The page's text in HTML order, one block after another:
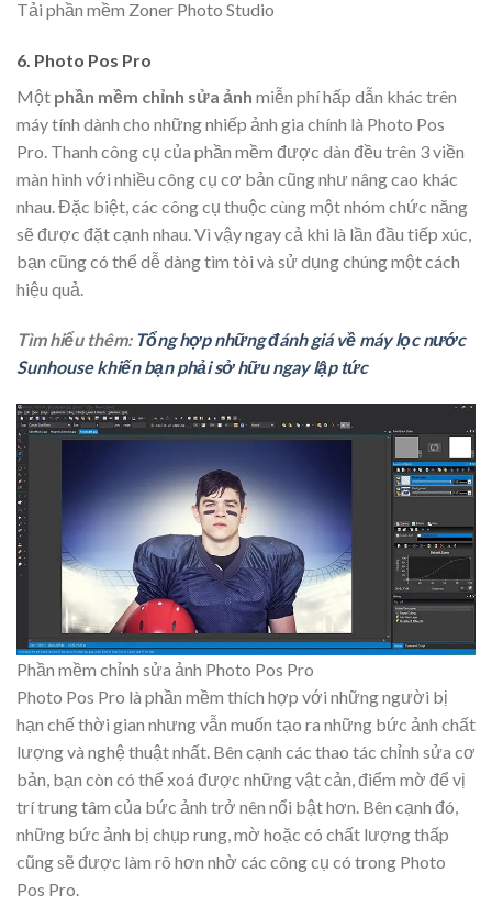
Tải phần mềm Zoner Photo Studio
6. Photo Pos Pro
Một phần mềm chỉnh sửa ảnh miễn phí hấp dẫn khác trên
máy tính dành cho những nhiếp ảnh gia chính là Photo Pos
Pro. Thanh công cụ của phần mềm được dàn đều trên 3 viền
màn hình với nhiều công cụ cơ bản cũng như nâng cao khác
nhau. Đặc biệt, các công cụ thuộc cùng một nhóm chức năng
sẽ được đặt cạnh nhau. Vì vậy ngay cả khi là lần đầu tiếp xúc,
bạn cũng có thể dễ dàng tìm tòi và sử dụng chúng một cách
hiệu quả.
Tìm hiểu thêm: Tổng hợp những đánh giá về máy lọc nước
Sunhouse khiến bạn phải sở hữu ngay lập tức
Phần mềm chỉnh sửa ảnh Photo Pos Pro
Photo Pos Pro là phần mềm thích hợp với những người bị
hạn chế thời gian nhưng vẫn muốn tạo ra những bức ảnh chất
lượng và nghệ thuật nhất. Bên cạnh các thao tác chỉnh sửa cơ
bản, bạn còn có thể xoá được những vật cản, điểm mờ để vị
trí trung tâm của bức ảnh trở nên nổi bật hơn. Bên cạnh đó,
những bức ảnh bị chụp rung, mờ hoặc có chất lượng thấp
cũng sẽ được làm rõ hơn nhờ các công cụ có trong Photo
Pos Pro.